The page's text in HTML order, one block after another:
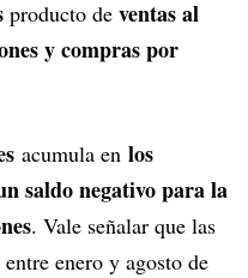
producto de ventas al
y compras por
acumula en los
saldo negativo para la
. Vale señalar que las
enero y agosto de